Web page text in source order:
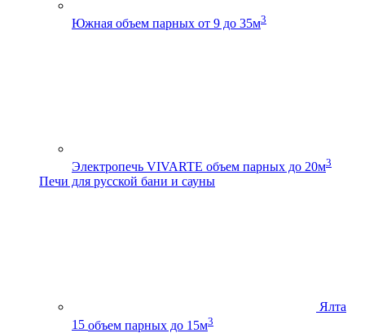
Южная объем парных от 9 до 35м3
Электропечь VIVARTE объем парных до 20м3
Печи для русской бани и сауны
Ялта
15 объем парных до 15м3